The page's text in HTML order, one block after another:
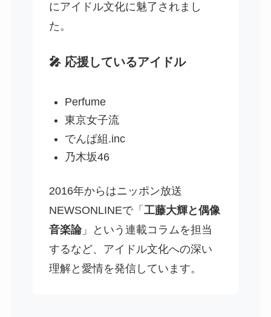
にアイドル文化に魅了されまし
た。
🎤 応援しているアイドル
Perfume
東京女子流
でんぱ組.inc
乃木坂46
2016年からはニッポン放送
NEWSONLINEで「 工藤大輝と偶像
音楽論」という連載コラムを担当
するなど、アイドル文化への深い
理解と愛情を発信しています。